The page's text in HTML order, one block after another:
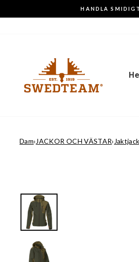
HANDLA
Dam›JACKOR OCH VÄSTAR›